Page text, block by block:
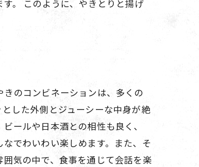
。 このように、やきとりと揚げ
のコンビネーションは、多くの
した外側とジューシーな中身が絶
ールや日本酒との相性も良く、
でわいわい楽しめます。また、そ
気の中で、食事を通じて会話を楽